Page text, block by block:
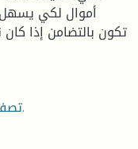
أموال لكي
تكون بالتضامن إذا
تصفية – شركة أشخاص – التشريع الجزائري.